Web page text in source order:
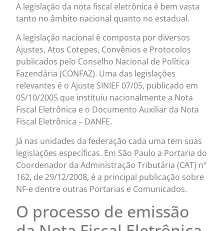
A legislação da nota fiscal eletrônica é bem vasta
tanto no âmbito nacional quanto no estadual.
A legislação nacional é composta por diversos
Ajustes, Atos Cotepes, Convênios e Protocolos
publicados pelo Conselho Nacional de Política
Fazendária (CONFAZ). Uma das legislações
relevantes é o Ajuste SINIEF 07/05, publicado em
05/10/2005 que instituiu nacionalmente a Nota
Fiscal Eletrônica e o Documento Auxiliar da Nota
Fiscal Eletrônica – DANFE.
Já nas unidades da federação cada uma tem suas
legislações específicas. Em São Paulo a Portaria do
Coordenador da Administração Tributária (CAT) nº
162, de 29/12/2008, é a principal publicação sobre
NF-e dentre outras Portarias e Comunicados.
O processo de emissão